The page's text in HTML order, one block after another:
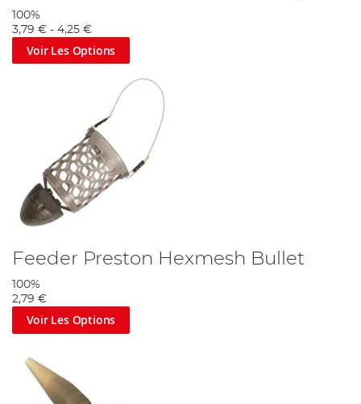
100%
3,79 € - 4,25 €
Voir Les Options
Feeder Preston Hexmesh Bullet
100%
2,79 €
Voir Les Options